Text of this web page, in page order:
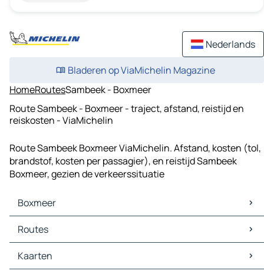
Nederlands
Bladeren op ViaMichelin Magazine
HomeRoutesSambeek - Boxmeer
Route Sambeek - Boxmeer - traject, afstand, reistijd en
reiskosten - ViaMichelin
Route Sambeek Boxmeer ViaMichelin. Afstand, kosten (tol,
brandstof, kosten per passagier), en reistijd Sambeek
Boxmeer, gezien de verkeerssituatie
Boxmeer
Boxmeer Kaarten
Boxmeer Verkeer
Boxmeer Hotels
Boxmeer Restaurants
Routes
Routes Boxmeer - Arnhem
Routes Boxmeer - Kleve
Kaarten